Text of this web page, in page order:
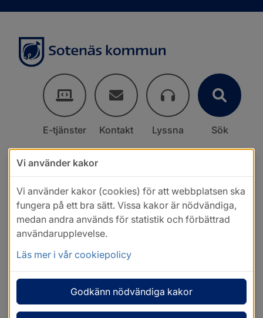
E-tjänster Kontakt Lyssna Sök
Vi använder kakor
Vi använder kakor (cookies) för att webbplatsen ska
fungera på ett bra sätt. Vissa kakor är nödvändiga,
medan andra används för statistik och förbättrad
användarupplevelse.
Läs mer i vår cookiepolicy
Godkänn nödvändiga kakor